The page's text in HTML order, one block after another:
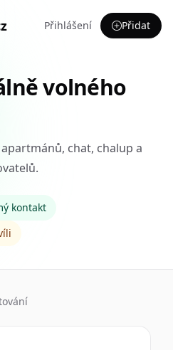
Přihlášení Přidat
volného
chat, chalup a
kontakt